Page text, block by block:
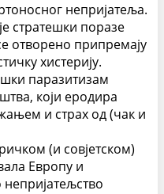
непријатеља.
стратешки поразе
отворено припремају
хистерију.
паразитизам
који еродира
и страх од (чак и
(и совјетском)
Европу и